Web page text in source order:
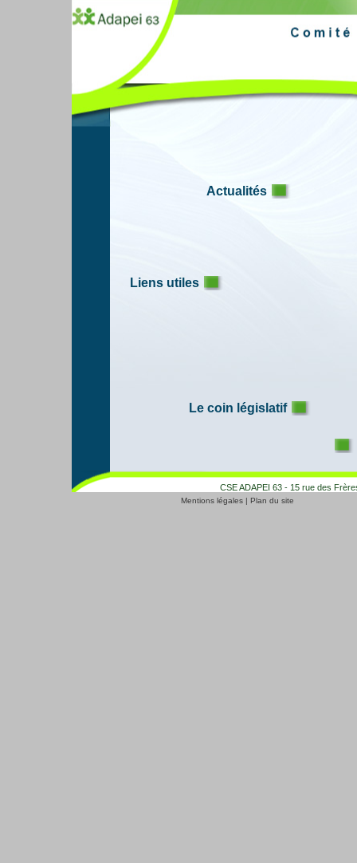
Le coin législatif
Liens utiles
Actualités
CSE ADAPEI 63 - 15 rue des
Mentions légales| Plan du site